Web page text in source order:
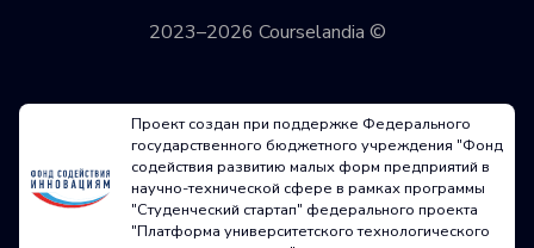
2023–2026 Courselandia ©
Проект создан при поддержке Федерального
государственного бюджетного учреждения "Фонд
содействия развитию малых форм предприятий в
научно-технической сфере в рамках программы
"Студенческий стартап" федерального проекта
"Платформа университетского технологического